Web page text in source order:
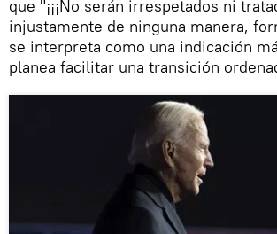
que "¡¡¡No serán irrespetados ni
injustamente de ninguna manera,
se interpreta como una indicación
planea facilitar una transición